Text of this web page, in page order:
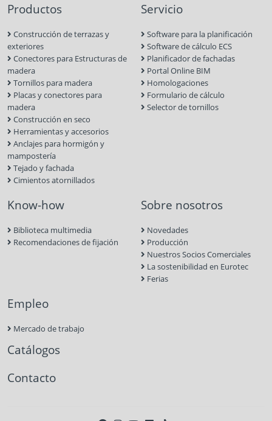
Productos
Construcción de terrazas y
exteriores
Conectores para Estructuras de
madera
Tornillos para madera
Placas y conectores para
madera
Construcción en seco
Herramientas y accesorios
Anclajes para hormigón y
mampostería
Tejado y fachada
Cimientos atornillados
Servicio
Software para la planificación
Software de cálculo ECS
Planificador de fachadas
Portal Online BIM
Homologaciones
Formulario de cálculo
Selector de tornillos
Know-how
Biblioteca multimedia
Recomendaciones de fijación
Sobre nosotros
Novedades
Producción
Nuestros Socios Comerciales
La sostenibilidad en Eurotec
Ferias
Empleo
Mercado de trabajo
Catálogos
Contacto